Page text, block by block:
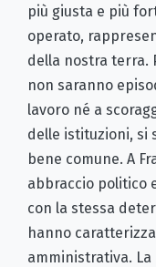
più giusta e più
operato,
della nostra terra.
non saranno
lavoro né a
delle istituzioni, si
bene comune. A
abbraccio politico
con la stessa
hanno
amministrativa.